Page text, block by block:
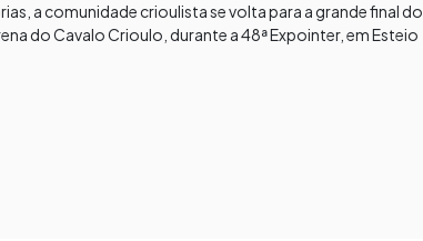
a comunidade crioulista se volta para a grande final do
do Cavalo Crioulo, durante a 48ª Expointer, em Esteio